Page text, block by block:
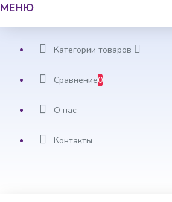
МЕНЮ
Категории товаров
Сравнение0
О нас
Контакты